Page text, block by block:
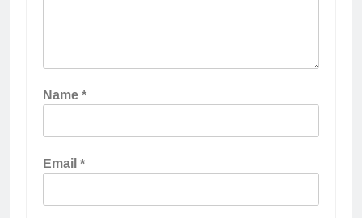
Name*
Email*